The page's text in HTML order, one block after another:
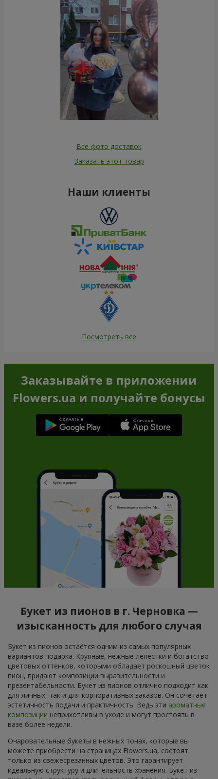
Все фото доставок
Заказать этот товар
Наши клиенты
Посмотреть все
Заказывайте в приложении
Flowers.ua и получайте бонусы
Букет из пионов в г. Черновка —
изысканность для любого случая
Букет из пионов остаётся одним из самых популярных
вариантов подарка. Крупные, нежные лепестки и богатство
цветовых оттенков, которыми обладает роскошный цветок
пион, придают композиции выразительности и
презентабельности. Букет из пионов отлично подходит как
для личных, так и для корпоративных заказов. Он сочетает
эстетичность подачи и практичность. Ведь эти ароматные
композиции неприхотливы в уходе и могут простоять в
вазе более недели.
Очаровательные букеты в нежных тонах, которые вы
можете приобрести на страницах Flowers.ua, состоят
только из свежесрезанных цветов. Это гарантирует
идеальную структуру и длительность хранения. Букет из